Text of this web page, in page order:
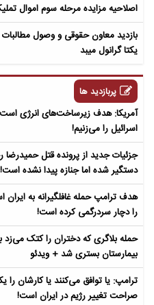
اصلاحیه مزایده مرحله سوم اموال
بازدید معاون حقوقی و وصول
یکتا گرانول میبد
پربازدید ها
آمریکا: هدف زیرساخت‌های انرژی
اسرائیل را می‌زنیم!
جزئیات جدید از پرونده قتل
دستگیر شده اما جنازه پیدا نشده است!
هدف ترامپ حمله غافلگیرانه به ایران
را دچار سردرگمی کرده است!
حمله بلاگری که دختران را کتک می‌زد
بیمارستان بستری شد + ویدئو
ترامپ: یا توافق می‌کنند یا کارشان
صراحت تغییر رژیم در ایران است!